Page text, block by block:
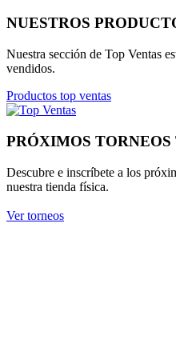
NUESTROS
Nuestra sección de Top Ventas
vendidos.
Productos top ventas
PRÓXIMOS
Descubre e inscríbete a los
nuestra tienda física.
Ver torneos